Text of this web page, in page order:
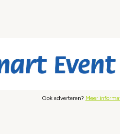
Ook adverteren? Meer